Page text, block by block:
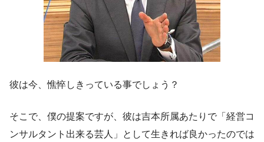
彼は今、憔悴しきっている事でしょう？
そこで、僕の提案ですが、彼は吉本所属あたりで「経営コ
ンサルタント出来る芸人」として生きれば良かったのでは